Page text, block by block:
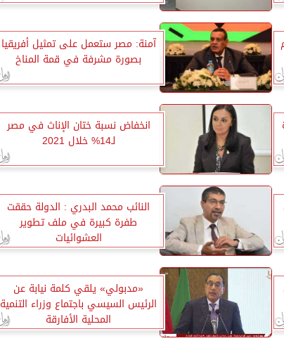
آمنة: مصر ستعمل على تمثيل أفريقيا
بصورة مشرفة في قمة المناخ
انخفاض نسبة ختان الإناث في مصر
لـ14% خلال 2021
النائب محمد البدري : الدولة حققت
طفرة كبيرة في ملف تطوير
العشوائيات
«مدبولي» يلقي كلمة نيابة عن
الرئيس السيسي باجتماع وزراء التنمية
المحلية الأفارقة